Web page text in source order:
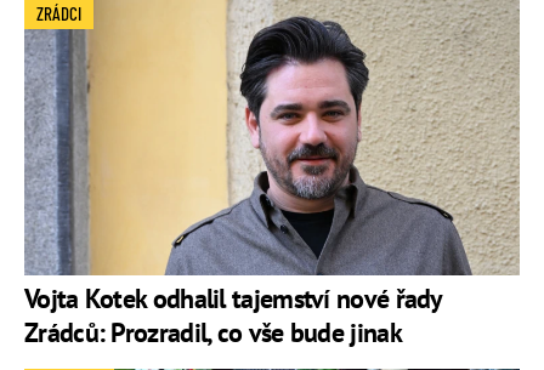
Vojta Kotek odhalil tajemství nové řady
Zrádců: Prozradil, co vše bude jinak
ZRÁDCI